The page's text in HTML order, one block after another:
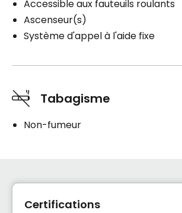
Accessible aux fauteuils roulants
Ascenseur(s)
Système d'appel à l'aide fixe
Tabagisme
Non-fumeur
Certifications